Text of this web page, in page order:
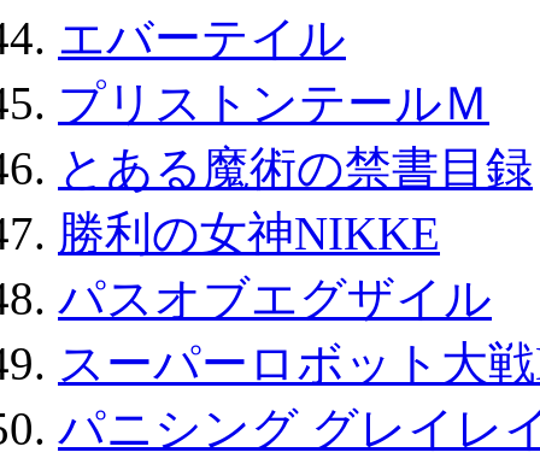
エバーテイル
プリストンテールＭ
とある魔術の禁書目録
勝利の女神NIKKE
パスオブエグザイル
スーパーロボット大
パニシング グレイレ